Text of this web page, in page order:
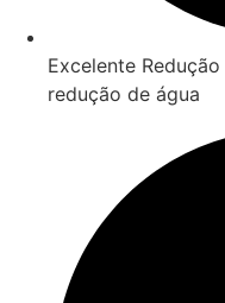
Excelente
redução de água